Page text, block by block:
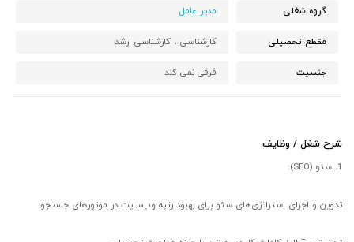
گروه شغلی مدیر عامل
مقطع تحصیلی کارشناسی ،کارشناسی ارشد
جنسیت فرقی نمی کند
شرح شغل / وظایف
1. سئو (SEO):
تدوین و اجرای استراتژی‌های سئو برای بهبود رتبه وب‌سایت در موتورهای جستجو.